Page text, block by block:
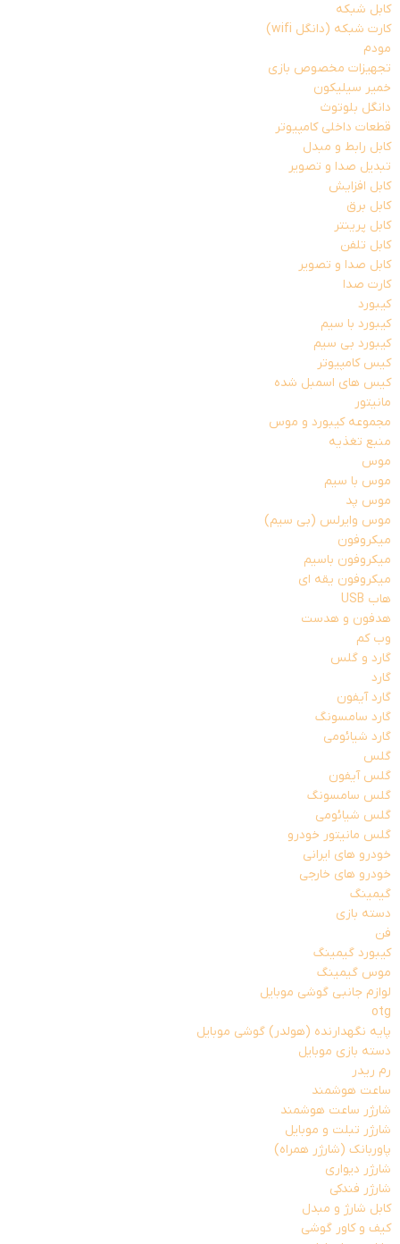
کابل شبکه
کارت شبکه (دانگل wifi)
مودم
تجهیزات مخصوص بازی
خمیر سیلیکون
دانگل بلوتوث
قطعات داخلی کامپیوتر
کابل رابط و مبدل
تبدیل صدا و تصویر
کابل افزایش
کابل برق
کابل پرینتر
کابل تلفن
کابل صدا و تصویر
کارت صدا
کیبورد
کیبورد با سیم
کیبورد بی سیم
کیس کامپیوتر
کیس های اسمبل شده
مانیتور
مجموعه کیبورد و موس
منبع تغذیه
موس
موس با سیم
موس پد
موس وایرلس (بی سیم)
میکروفون
میکروفون باسیم
میکروفون یقه ای
هاب USB
هدفون و هدست
وب کم
گارد و گلس
گارد
گارد آیفون
گارد سامسونگ
گارد شیائومی
گلس
گلس آیفون
گلس سامسونگ
گلس شیائومی
گلس مانیتور خودرو
خودرو های ایرانی
خودرو های خارجی
گیمینگ
دسته بازی
فن
کیبورد گیمینگ
موس گیمینگ
لوازم جانبی گوشی موبایل
otg
پایه نگهدارنده (هولدر) گوشی موبایل
دسته بازی موبایل
رم ریدر
ساعت هوشمند
شارژر ساعت هوشمند
شارژر تبلت و موبایل
پاوربانک (شارژر همراه)
شارژر دیواری
شارژر فندکی
کابل شارژ و مبدل
کیف و کاور گوشی